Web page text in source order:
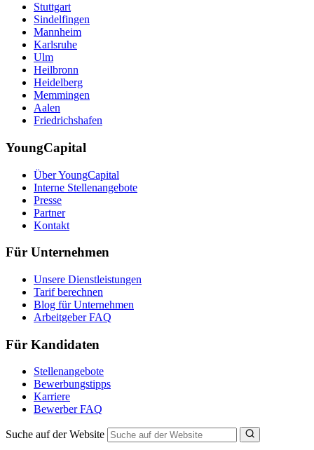
Stuttgart
Sindelfingen
Mannheim
Karlsruhe
Ulm
Heilbronn
Heidelberg
Memmingen
Aalen
Friedrichshafen
YoungCapital
Über YoungCapital
Interne Stellenangebote
Presse
Partner
Kontakt
Für Unternehmen
Unsere Dienstleistungen
Tarif berechnen
Blog für Unternehmen
Arbeitgeber FAQ
Für Kandidaten
Stellenangebote
Bewerbungstipps
Karriere
Bewerber FAQ
Suche auf der Website